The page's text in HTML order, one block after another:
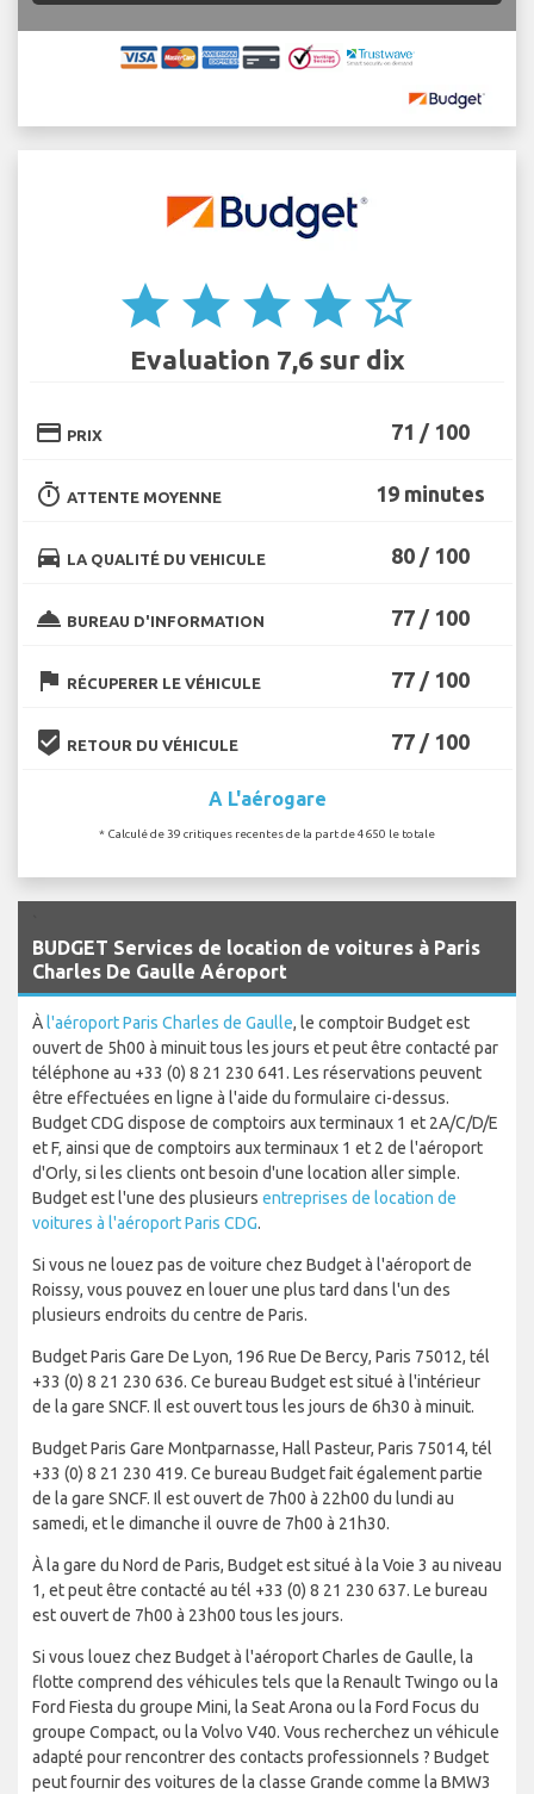
star star star star star_border
Evaluation 7,6 sur dix
credit_card PRIX 71 / 100
timer ATTENTE MOYENNE 19 minutes
directions_car LA QUALITÉ DU VEHICULE 80 / 100
room_service BUREAU D'INFORMATION 77 / 100
flag RÉCUPERER LE VÉHICULE 77 / 100
beenhere RETOUR DU VÉHICULE 77 / 100
A L'aérogare
* Calculé de 39 critiques recentes de la part de 4650 le totale
BUDGET Services de location de voitures à Paris
Charles De Gaulle Aéroport
Àl'aéroport Paris Charles de Gaulle, le comptoir Budget est
ouvert de 5h00 à minuit tous les jours et peut être contacté par
téléphone au +33 (0) 8 21 230 641. Les réservations peuvent
être effectuées en ligne à l'aide du formulaire ci-dessus.
Budget CDG dispose de comptoirs aux terminaux 1 et 2A/C/D/E
et F, ainsi que de comptoirs aux terminaux 1 et 2 de l'aéroport
d'Orly, si les clients ont besoin d'une location aller simple.
Budget est l'une des plusieurs entreprises de location de
voitures à l'aéroport Paris CDG.
Si vous ne louez pas de voiture chez Budget à l'aéroport de
Roissy, vous pouvez en louer une plus tard dans l'un des
plusieurs endroits du centre de Paris.
Budget Paris Gare De Lyon, 196 Rue De Bercy, Paris 75012, tél
+33 (0) 8 21 230 636. Ce bureau Budget est situé à l'intérieur
de la gare SNCF. Il est ouvert tous les jours de 6h30 à minuit.
Budget Paris Gare Montparnasse, Hall Pasteur, Paris 75014, tél
+33 (0) 8 21 230 419. Ce bureau Budget fait également partie
de la gare SNCF. Il est ouvert de 7h00 à 22h00 du lundi au
samedi, et le dimanche il ouvre de 7h00 à 21h30.
À la gare du Nord de Paris, Budget est situé à la Voie 3 au niveau
1, et peut être contacté au tél +33 (0) 8 21 230 637. Le bureau
est ouvert de 7h00 à 23h00 tous les jours.
Si vous louez chez Budget à l'aéroport Charles de Gaulle, la
flotte comprend des véhicules tels que la Renault Twingo ou la
Ford Fiesta du groupe Mini, la Seat Arona ou la Ford Focus du
groupe Compact, ou la Volvo V40. Vous recherchez un véhicule
adapté pour rencontrer des contacts professionnels ? Budget
peut fournir des voitures de la classe Grande comme la BMW3